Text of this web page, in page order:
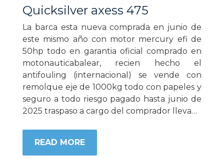
Quicksilver axess 475
La barca esta nueva comprada en junio de
este mismo año con motor mercury efi de
50hp todo en garantia oficial comprado en
motonauticabalear, recien hecho el
antifouling (internacional) se vende con
remolque eje de 1000kg todo con papeles y
seguro a todo riesgo pagado hasta junio de
2025 traspaso a cargo del comprador lleva…
READ MORE